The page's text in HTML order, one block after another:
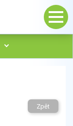
Zpět